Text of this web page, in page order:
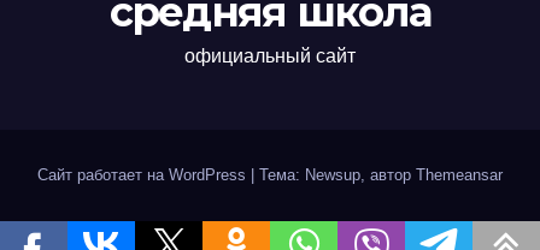
средняя школа
официальный сайт
Сайт работает на WordPress Тема: Newsup, автор Themeansar